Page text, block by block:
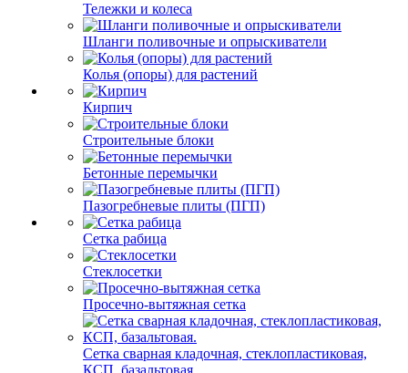
Тележки и колеса
Шланги поливочные и опрыскиватели
Колья (опоры) для растений
Кирпич
Строительные блоки
Бетонные перемычки
Пазогребневые плиты (ПГП)
Сетка рабица
Стеклосетки
Просечно-вытяжная сетка
Сетка сварная кладочная, стеклопластиковая,
КСП, базальтовая.